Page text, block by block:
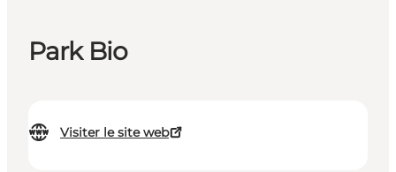
Park Bio
Visiter le site web